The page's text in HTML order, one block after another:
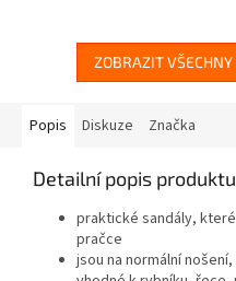
ZOBRAZIT VŠECHNY
Popis Diskuze Značka
Detailní popis produktu
praktické sandály,
pračce
jsou na normální